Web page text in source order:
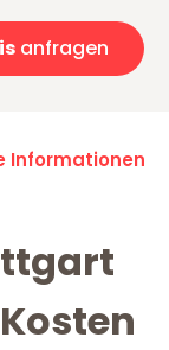
anfragen
Informationen